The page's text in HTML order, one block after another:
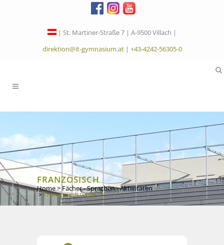
| St. Martiner-Straße 7 | A-9500 Villach |
direktion@it-gymnasium.at| +43-4242-56305-0
FRANZÖSISCH
Home> Fächer - Sprachen - Aktivitäten
>Französisch(Page 2)